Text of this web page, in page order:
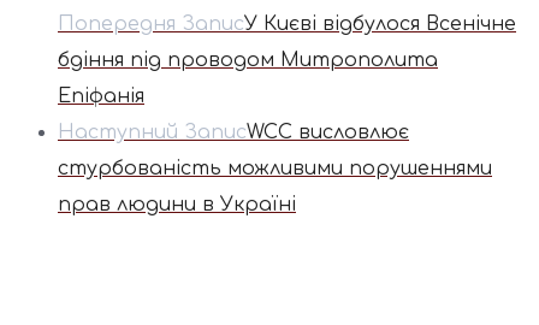
Попередня ЗаписУ Києві відбулося Всенічне
бдіння під проводом Митрополита
Епіфанія
Наступний ЗаписWCC висловлює
стурбованість можливими порушеннями
прав людини в Україні